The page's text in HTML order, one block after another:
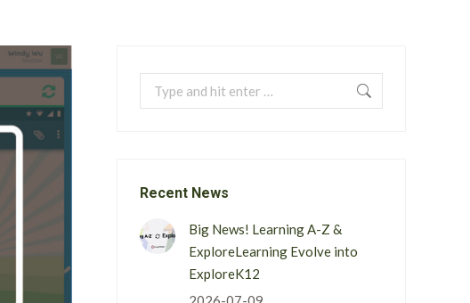
Search:
Recent News
Big News! Learning A-Z &
ExploreLearning Evolve into
ExploreK12